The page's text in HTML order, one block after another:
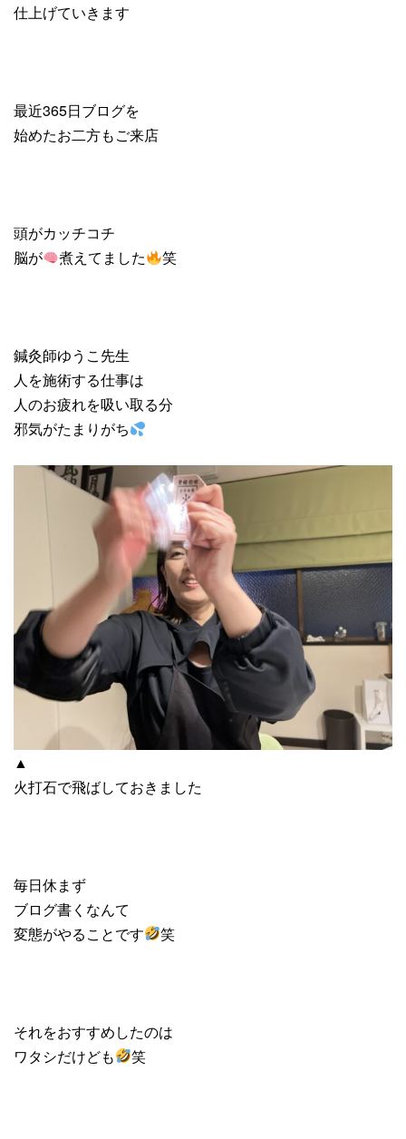
仕上げていきます
最近365日ブログを
始めたお二方もご来店
頭がカッチコチ
脳が
煮えてました 笑
鍼灸師ゆうこ先生
人を施術する仕事は
人のお疲れを吸い取る分
邪気がたまりがち
▲
火打石で飛ばしておきました
毎日休まず
ブログ書くなんて
変態がやることです
笑
それをおすすめしたのは
ワタシだけども
笑